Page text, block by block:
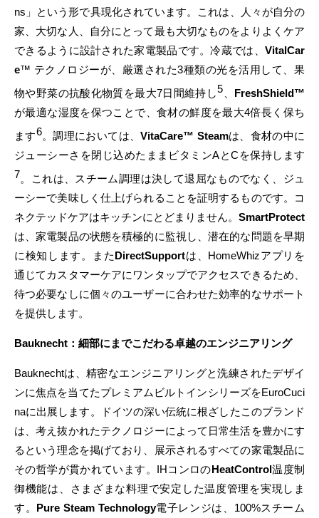
ns」という形で具現化されています。これは、人々が自分の
家、大切な人、自分にとって最も大切なものをよりよくケア
できるように設計された家電製品です。冷蔵では、 VitalCar
e™ テクノロジーが、厳選された3種類の光を活用して、果
物や野菜の抗酸化物質を最大7日間維持し5
FreshShield™
が最適な湿度を保つことで、食材の鮮度を最大4倍長く保ち
ます6。調理においては、VitaCare™ Steamは、食材の中に
ジューシーさを閉じ込めたままビタミンAとCを保持します
7。これは、スチーム調理は決して退屈なものでなく、ジュ
ーシーで美味しく仕上げられることを証明するものです。コ
ネクテッドケアはキッチンにとどまりません。 SmartProtect
は、家電製品の状態を積極的に監視し、潜在的な問題を早期
に検知します。またDirectSupportは、HomeWhizアプリを
通じてカスタマーケアにワンタップでアクセスできるため、
待つ必要なしに個々のユーザーに合わせた効率的なサポート
を提供します。
Bauknecht：細部にまでこだわる卓越のエンジニアリング
Bauknechtは、精密なエンジニアリングと洗練されたデザイ
ンに焦点を当てたプレミアムビルトインシリーズをEuroCuci
naに出展します。ドイツの深い伝統に根ざしたこのブランド
は、考え抜かれたテクノロジーによって日常生活を豊かにす
るという理念を掲げており、展示されるすべての家電製品に
その哲学が貫かれています。IHコンロのHeatControl温度制
御機能は、さまざまな料理で安定した温度管理を実現しま
す。 Pure Steam Technology電子レンジは、100%スチーム